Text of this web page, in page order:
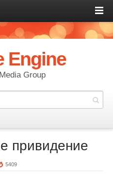
Engine
Group
привидение
5409